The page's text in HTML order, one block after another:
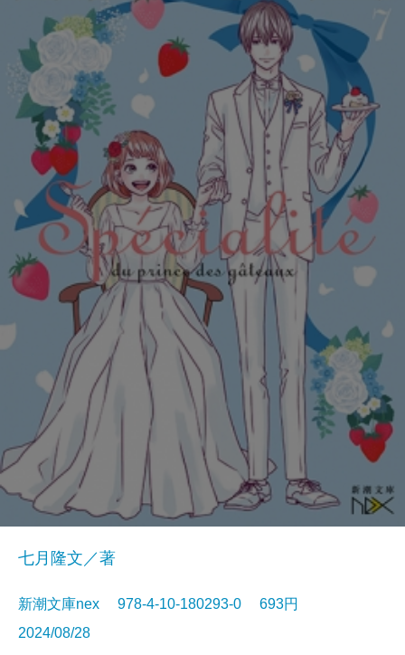
七月隆文／著
新潮文庫nex 978-4-10-180293-0 693円
2024/08/28